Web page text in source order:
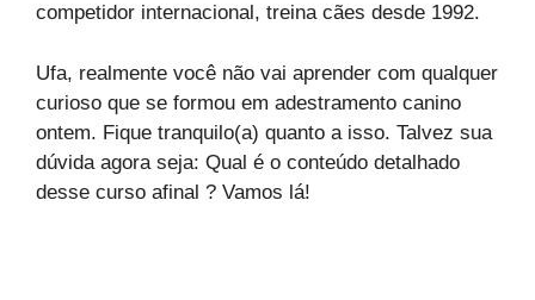
competidor internacional, treina cães desde 1992.
Ufa, realmente você não vai aprender com qualquer
curioso que se formou em adestramento canino
ontem. Fique tranquilo(a) quanto a isso. Talvez sua
dúvida agora seja: Qual é o conteúdo detalhado
desse curso afinal ? Vamos lá!